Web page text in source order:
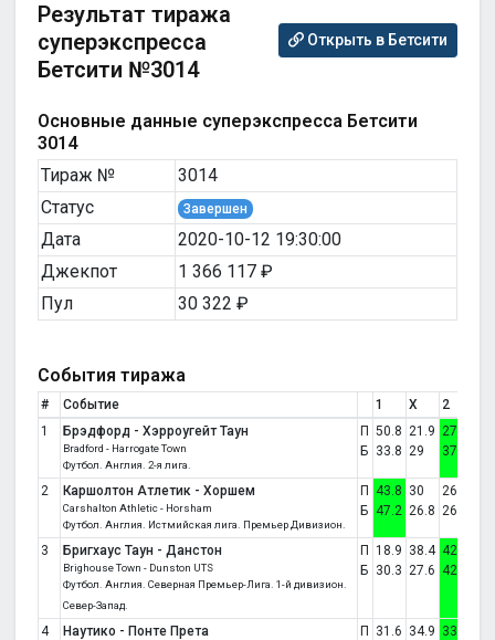
Результат тиража
суперэкспресса
Бетсити №3014
Открыть в Бетсити
Основные данные суперэкспресса Бетсити
3014
Тираж №
3014
Статус
Завершен
Дата
2020-10-12 19:30:00
Джекпот
1 366 117 ₽
Пул
30 322 ₽
События тиража
# Событие 1 X 2
1
Брэдфорд - Хэрроугейт Таун
Bradford - Harrogate Town
Футбол. Англия. 2-я лига.
П
Б
50.8
33.8
21.9
29
27.3
37.2
2 Каршолтон Атлетик - Хоршем
Carshalton Athletic - Horsham
Футбол. Англия. Истмийская лига. Премьер Дивизион.
П
Б
43.8
47.2
30
26.8
26.2
26
3 Бригхауc Таун - Данстон
Brighouse Town - Dunston UTS
Футбол. Англия. Северная Премьер-Лига. 1-й дивизион.
Север-Запад.
П
Б
18.9
30.3
38.4
27.6
42.8
42.1
4 Наутико - Понте Прета
П
31.6 34.9 33.6